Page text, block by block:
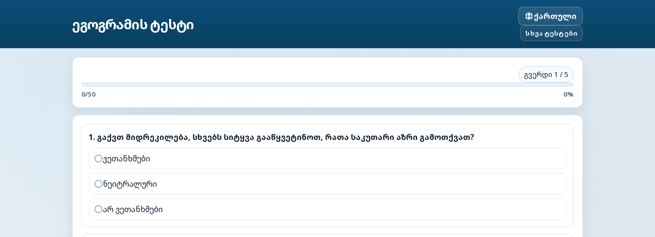
ეგოგრამის ტესტი ქართული
სხვა ტესტები
გვერდი 1 / 5
0/50 0%
1. გაქვთ მიდრეკილება, სხვებს სიტყვა გააწყვეტინოთ, რათა საკუთარი აზრი გამოთქვათ?
1. გაქვთ მიდრეკილება, სხვებს სიტყვა გააწყვეტინოთ, რათა საკუთარი აზრი გამოთქვათ?
ვეთანხმები
ნეიტრალური
არ ვეთანხმები